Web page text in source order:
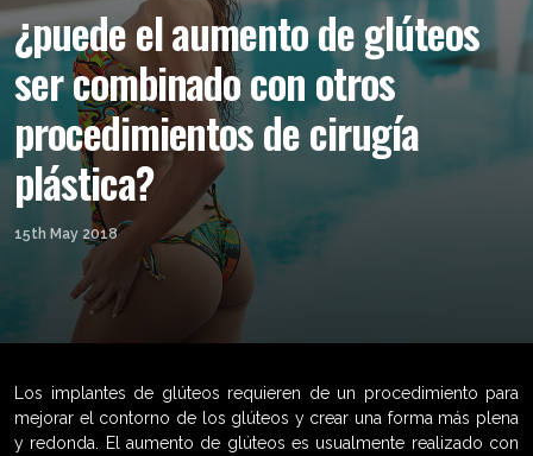
¿puede el aumento de glúteos
ser combinado con otros
procedimientos de cirugía
plástica?
15th May 2018
Los implantes de glúteos requieren de un procedimiento para
mejorar el contorno de los glúteos y crear una forma más plena
y redonda. El aumento de glúteos es usualmente realizado con